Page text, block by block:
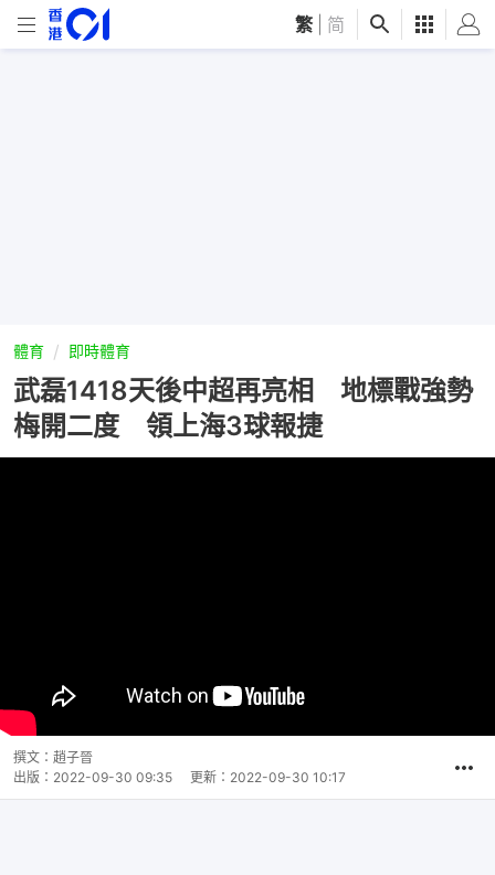
繁 简
體育 即時體育
武磊1418天後中超再亮相 地標戰強勢
梅開二度 領上海3球報捷
撰文： 趙子晉
出版： 2022-09-30 09:35 更新： 2022-09-30 10:17